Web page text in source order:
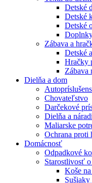
Detské
Detské
Detské
Zábava a
Detské
Hračky
Zábava
Dielňa a dom
Chovateľstvo
Darčekové
Dielňa a
Maliarske
Ochrana proti
Domácnosť
Odpadkové
Starostlivosť
Koše
Sušiaky